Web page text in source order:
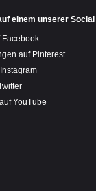
einem unserer
Facebook
auf Pinterest
YouTube